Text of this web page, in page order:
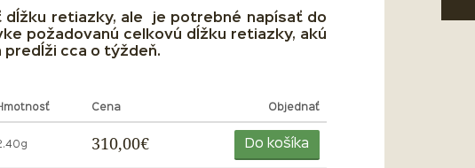
dĺžku retiazky, ale je potrebné napísať do
požadovanú celkovú dĺžku retiazky, akú
predĺži cca o týždeň.
Cena Objednať
310,00€ Do košíka